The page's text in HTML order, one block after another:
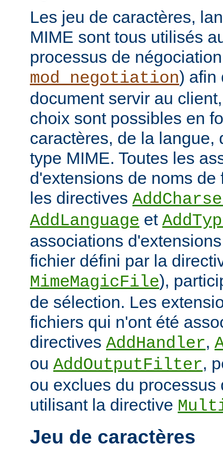
Les jeu de caractères,
MIME sont tous utilisés
processus de
mod_negotiation) afin
document servir au
choix sont possibles en
caractères, de la langue,
type MIME. Toutes les
d'extensions de noms
les directives
AddLanguage et
associations
fichier défini par la
MimeMagicFile),
de sélection. Les
fichiers qui n'ont été
directives AddHandler,
ou AddOutputFilter,
ou exclues du processus
utilisant la directive
Jeu de caractères